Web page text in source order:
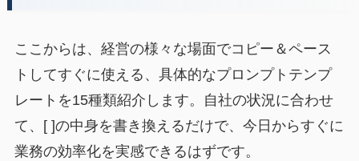
ここからは、経営の様々な場面でコピー＆ペース
トしてすぐに使える、具体的なプロンプトテンプ
レートを15種類紹介します。自社の状況に合わせ
て、[ ]の中身を書き換えるだけで、今日からすぐに
業務の効率化を実感できるはずです。